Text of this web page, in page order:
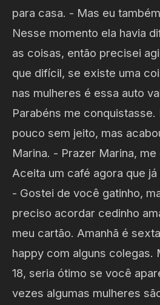
para casa. - Mas eu
Nesse momento ela havia
as coisas, então precisei
que difícil, se existe uma
nas mulheres é essa auto
Parabéns me conquistasse.
pouco sem jeito, mas
Marina. - Prazer Marina,
Aceita um café agora que
- Gostei de você gatinho,
preciso acordar cedinho
meu cartão. Amanhã é
happy com alguns colegas.
18, seria ótimo se você
vezes algumas mulheres